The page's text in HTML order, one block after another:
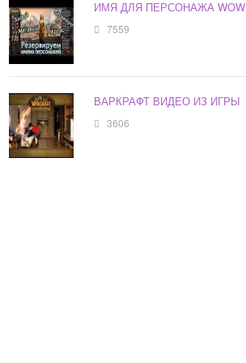
ИМЯ ДЛЯ ПЕРСОНАЖА WOW
7559
ВАРКРАФТ ВИДЕО ИЗ ИГРЫ
3606